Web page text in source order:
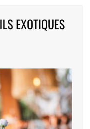
EXOTIQUES